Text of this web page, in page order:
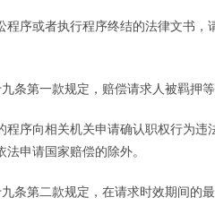
序或者执行程序终结的法律文书，
第一款规定，赔偿请求人被羁押等
向相关机关申请确认职权行为违
申请国家赔偿的除外。
第二款规定，在请求时效期间的